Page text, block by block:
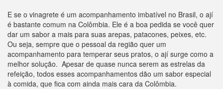
E se o vinagrete é um acompanhamento imbatível no Brasil, o ají
é bastante comum na Colômbia. Ele é a boa pedida se você quer
dar um sabor a mais para suas arepas, patacones, peixes, etc.
Ou seja, sempre que o pessoal da região quer um
acompanhamento para temperar seus pratos, o ají surge como a
melhor solução. Apesar de quase nunca serem as estrelas da
refeição, todos esses acompanhamentos dão um sabor especial
à comida, que fica com ainda mais cara da Colômbia.